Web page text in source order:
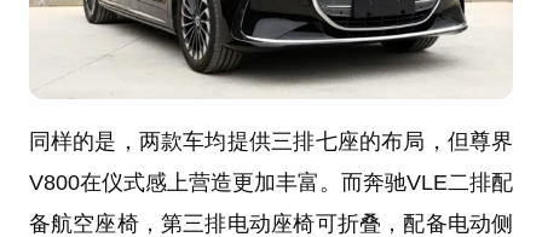
同样的是，两款车均提供三排七座的布局，但尊界
V800在仪式感上营造更加丰富。而奔驰VLE二排配
备航空座椅，第三排电动座椅可折叠，配备电动侧